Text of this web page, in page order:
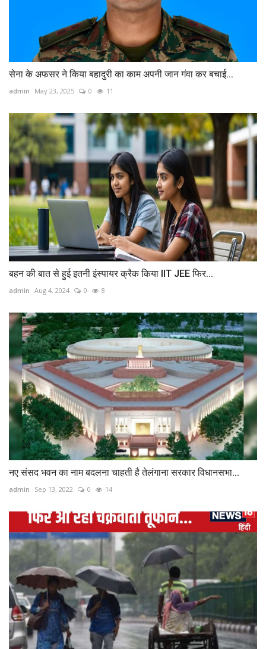
सेना के अफसर ने किया बहादुरी का काम अपनी जान गंवा कर बचाई...
admin May 23, 2025 0 11
बहन की बात से हुई इतनी इंस्पायर क्रैक किया IIT JEE फिर...
admin Aug 4, 2024 0 8
नए संसद भवन का नाम बदलना चाहती है तेलंगाना सरकार विधानसभा...
admin Sep 13, 2022 0 14